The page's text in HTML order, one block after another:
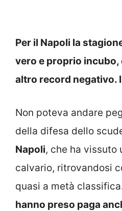
Per il Napoli la
vero e proprio incubo,
altro record negativo.
Non poteva andare
della difesa dello
Napoli, che ha vissuto
calvario, ritrovandosi
quasi a metà
hanno preso paga